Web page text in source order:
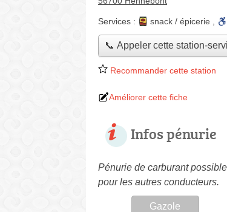
Services : snack / épicerie
📞 Appeler cette station-
Recommander cette station
Améliorer cette fiche
Infos pénurie
Pénurie de carburant
pour les autres conducteurs.
Gazole